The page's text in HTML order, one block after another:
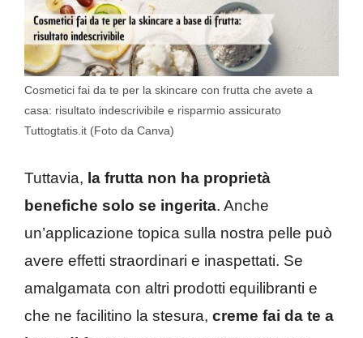
Cosmetici fai da te per la skincare con frutta che avete a
casa: risultato indescrivibile e risparmio assicurato
Tuttogtatis.it (Foto da Canva)
Tuttavia, la frutta non ha proprietà
benefiche solo se ingerita. Anche
un’applicazione topica sulla nostra pelle può
avere effetti straordinari e inaspettati. Se
amalgamata con altri prodotti equilibranti e
che ne facilitino la stesura, creme fai da te a